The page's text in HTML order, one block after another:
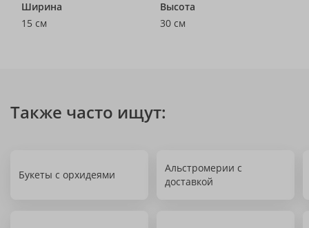
Ширина
15 см
Высота
30 см
Также часто ищут:
Букеты с орхидеями
Альстромерии с
доставкой